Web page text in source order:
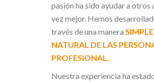
pasión ha sido ayudar a otros
vez mejor. Hemos
través de una manera
NATURAL DE LAS
PROFESIONAL.
Nuestra experiencia ha